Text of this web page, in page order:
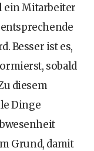
ein Mitarbeiter
Besser ist es,
sobald
diesem
Dinge
Grund, damit